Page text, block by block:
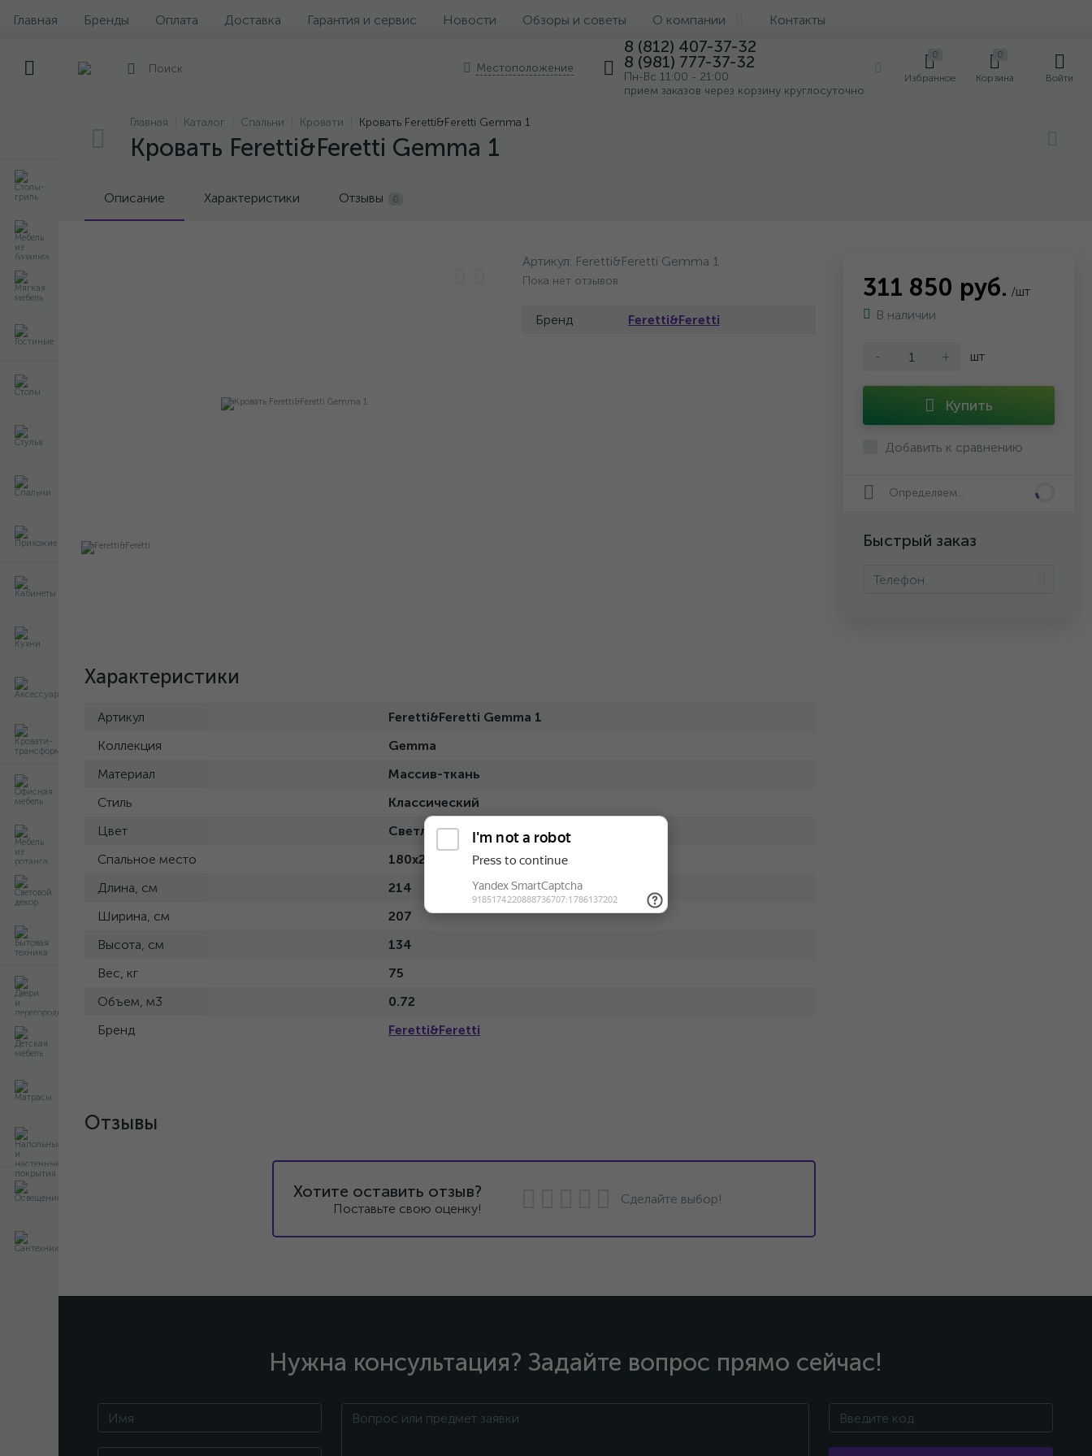
Главная Бренды Оплата Доставка Гарантия и сервис Новости Обзоры и советы О компании Контакты
Местоположение
8 (812) 407-37-32
8 (981) 777-37-32
Пн-Вс 11:00 - 21:00
прием заказов через корзину круглосуточно
0
Избранное
0
Корзина Войти
Главная Каталог Спальни Кровати Кровать Feretti&Feretti Gemma 1
Кровать Feretti&Feretti Gemma 1
Описание Характеристики Отзывы 0
Артикул: Feretti&Feretti Gemma 1
Пока нет отзывов
Бренд Feretti&Feretti
Характеристики
Артикул
Feretti&Feretti Gemma 1
Коллекция
Gemma
Материал
Массив-ткань
Стиль
Классический
Цвет
Светлый
Спальное место
180x200
Длина, см
214
Ширина, см
207
Высота, см
134
Вес, кг
75
Объем, м3
0.72
Бренд
Feretti&Feretti
311 850 руб. /шт
В наличии
- + шт
Купить
Добавить к сравнению
Определяем...
Быстрый заказ
Отзывы
Хотите оставить отзыв?
Поставьте свою оценку!
Сделайте выбор!
Нужна консультация? Задайте вопрос прямо сейчас!